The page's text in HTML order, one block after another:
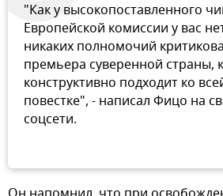
"Как у высокопоставленного
Европейской комиссии у вас
никаких полномочий
премьера суверенной страны,
конструктивно подходит ко
повестке", - написал Фицо на
соцсети.